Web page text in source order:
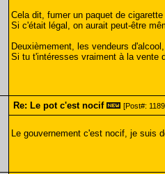
Cela dit, fumer un paquet de
Si c'était légal, on aurait peut-être
Deuxièmement, les vendeurs
Si tu t'intéresses vraiment à la vente
Re: Le pot c'est nocif [Post#:
Le gouvernement c'est nocif, je suis